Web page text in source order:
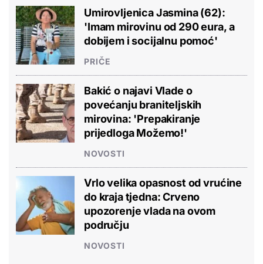
Umirovljenica Jasmina (62):
'Imam mirovinu od 290 eura, a
dobijem i socijalnu pomoć'
PRIČE
Bakić o najavi Vlade o
povećanju braniteljskih
mirovina: 'Prepakiranje
prijedloga Možemo!'
NOVOSTI
Vrlo velika opasnost od vrućine
do kraja tjedna: Crveno
upozorenje vlada na ovom
području
NOVOSTI